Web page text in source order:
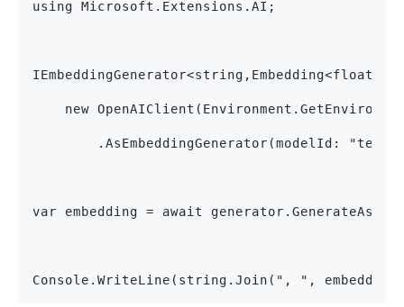
using Microsoft.Extensions.AI;
IEmbeddingGenerator<string,Embedding<float>>
new
.AsEmbeddingGenerator(modelId: "text-
var embedding = await
Console.WriteLine(string.Join(", ",